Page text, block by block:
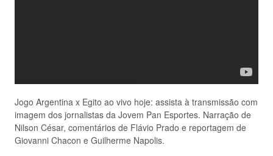
Jogo Argentina x Egito ao vivo hoje: assista à transmissão com
imagem dos jornalistas da Jovem Pan Esportes. Narração de
Nilson César, comentários de Flávio Prado e reportagem de
Giovanni Chacon e Guilherme Napolis.